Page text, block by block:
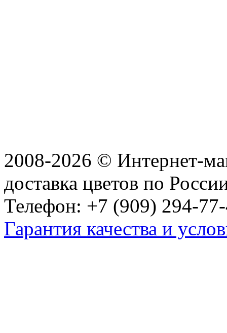
2008-2026 © Интернет-
доставка цветов по
Телефон: +7 (909) 294-
Гарантия качества и